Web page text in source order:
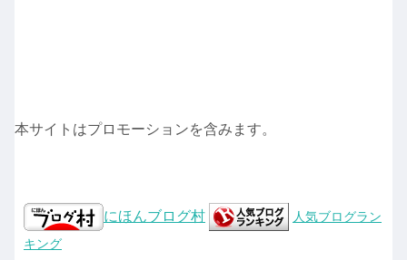
本サイトはプロモーションを含みます。
にほんブログ村
人気ブログラン
キング